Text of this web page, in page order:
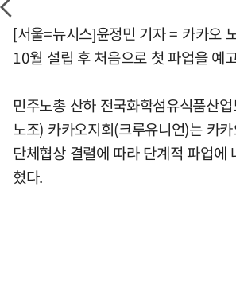
[서울=뉴시스]윤정민 기자 = 카카오
10월 설립 후 처음으로 첫 파업을 예
민주노총 산하 전국화학섬유식품산
노조) 카카오지회(크루유니언)는 카
단체협상 결렬에 따라 단계적 파업에
혔다.